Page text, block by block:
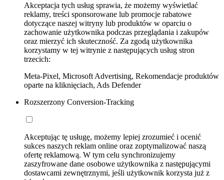
Akceptacja tych usług sprawia, że możemy wyświetlać
reklamy, treści sponsorowane lub promocje rabatowe
dotyczące naszej witryny lub produktów w oparciu o
zachowanie użytkownika podczas przeglądania i zakupów
oraz mierzyć ich skuteczność. Za zgodą użytkownika
korzystamy w tej witrynie z następujących usług stron
trzecich:
Meta-Pixel, Microsoft Advertising, Rekomendacje produktów
oparte na kliknięciach, Ads Defender
Rozszerzony Conversion-Tracking
Akceptując tę usługę, możemy lepiej zrozumieć i ocenić
sukces naszych reklam online oraz zoptymalizować naszą
ofertę reklamową. W tym celu synchronizujemy
zaszyfrowane dane osobowe użytkownika z następującymi
dostawcami zewnętrznymi, jeśli użytkownik korzysta już z